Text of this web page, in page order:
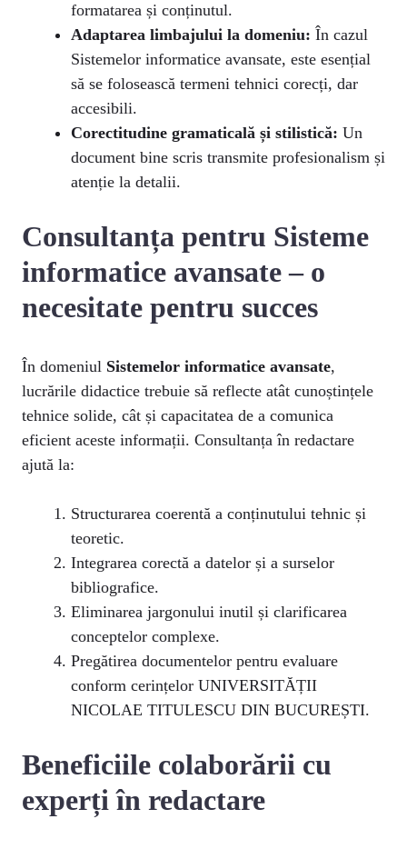
formatarea și conținutul.
Adaptarea limbajului la domeniu: În cazul
Sistemelor informatice avansate, este esențial
să se folosească termeni tehnici corecți, dar
accesibili.
Corectitudine gramaticală și stilistică: Un
document bine scris transmite profesionalism și
atenție la detalii.
Consultanța pentru Sisteme
informatice avansate – o
necesitate pentru succes
În domeniul Sistemelor informatice avansate,
lucrările didactice trebuie să reflecte atât cunoștințele
tehnice solide, cât și capacitatea de a comunica
eficient aceste informații. Consultanța în redactare
ajută la:
Structurarea coerentă a conținutului tehnic și
teoretic.
Integrarea corectă a datelor și a surselor
bibliografice.
Eliminarea jargonului inutil și clarificarea
conceptelor complexe.
Pregătirea documentelor pentru evaluare
conform cerințelor UNIVERSITĂȚII
NICOLAE TITULESCU DIN BUCUREȘTI.
Beneficiile colaborării cu
experți în redactare